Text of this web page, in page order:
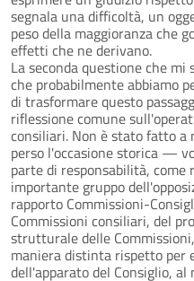
segnala una difficoltà, un
peso della maggioranza che
effetti che ne derivano.
La seconda questione che mi
che probabilmente abbiamo
di trasformare questo
riflessione comune
consiliari. Non è stato fatto a
perso l'occasione storica —
parte di responsabilità, come
importante gruppo
rapporto Commissioni-
Commissioni consiliari, del
strutturale delle
maniera distinta rispetto per
dell'apparato del Consiglio,